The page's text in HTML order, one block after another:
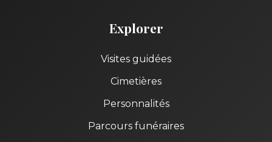
Explorer
Visites guidées
Cimetières
Personnalités
Parcours funéraires